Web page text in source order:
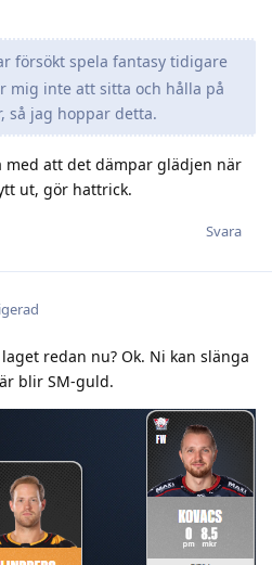
försökt spela fantasy tidigare
mig inte att sitta och hålla på
så jag hoppar detta.
med att det dämpar glädjen när
ut, gör hattrick.
Svara
redan nu? Ok. Ni kan slänga
blir SM-guld.